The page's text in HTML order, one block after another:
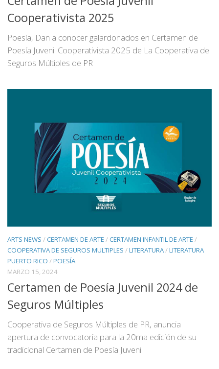
Cooperativista 2025
Poesía, Dan a conocer galardonados en Certamen de
Poesía Juvenil Cooperativista 2025 de La Cooperativa de
Seguros Múltiples de PR
ARTS NEWS /CERTAMEN DE ARTE /CERTAMEN INFANTIL DE ARTE /
COOPERATIVA DE SEGUROS MULTIPLES /LITERATURA/LITERATURA
PUERTO RICO /POESÍA
MARZO 15, 2024
Certamen de Poesía Juvenil 2024 de
Seguros Múltiples
Cooperativa de Seguros Múltiples de PR, anuncia
apertura de convocatoria para la 20ma edición de su
tradicional Certamen de Poesía Juvenil